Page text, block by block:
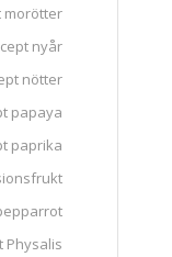
morötter
nyår
nötter
papaya
paprika
Physalis